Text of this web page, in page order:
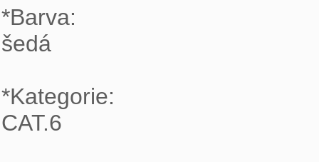
*Barva:
šedá
*Kategorie:
CAT.6